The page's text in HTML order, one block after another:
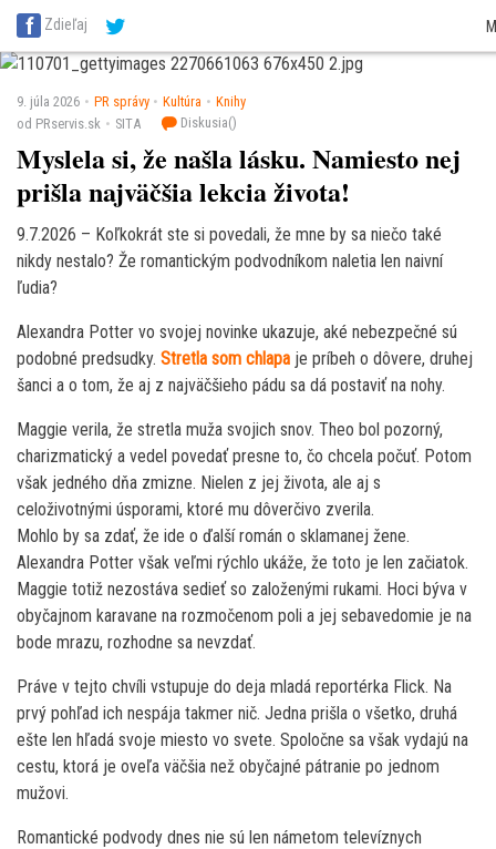
SITA Energetika
SITA Reality
SITA Školstvo
Zdieľaj
9. júla 2026 PR správy Kultúra
Knihy
od PRservis.sk
SITA Diskusia()
Myslela si, že našla lásku. Namiesto nej
prišla najväčšia lekcia života!
9.7.2026 – Koľkokrát ste si povedali, že mne by sa niečo také
nikdy nestalo? Že romantickým podvodníkom naletia len naivní
ľudia?
Alexandra Potter vo svojej novinke ukazuje, aké nebezpečné sú
podobné predsudky. Stretla som chlapa je príbeh o dôvere, druhej
šanci a o tom, že aj z najväčšieho pádu sa dá postaviť na nohy.
Maggie verila, že stretla muža svojich snov. Theo bol pozorný,
charizmatický a vedel povedať presne to, čo chcela počuť. Potom
však jedného dňa zmizne. Nielen z jej života, ale aj s
celoživotnými úsporami, ktoré mu dôverčivo zverila.
Mohlo by sa zdať, že ide o ďalší román o sklamanej žene.
Alexandra Potter však veľmi rýchlo ukáže, že toto je len začiatok.
Maggie totiž nezostáva sedieť so založenými rukami. Hoci býva v
obyčajnom karavane na rozmočenom poli a jej sebavedomie je na
bode mrazu, rozhodne sa nevzdať.
Práve v tejto chvíli vstupuje do deja mladá reportérka Flick. Na
prvý pohľad ich nespája takmer nič. Jedna prišla o všetko, druhá
ešte len hľadá svoje miesto vo svete. Spoločne sa však vydajú na
cestu, ktorá je oveľa väčšia než obyčajné pátranie po jednom
mužovi.
Romantické podvody dnes nie sú len námetom televíznych